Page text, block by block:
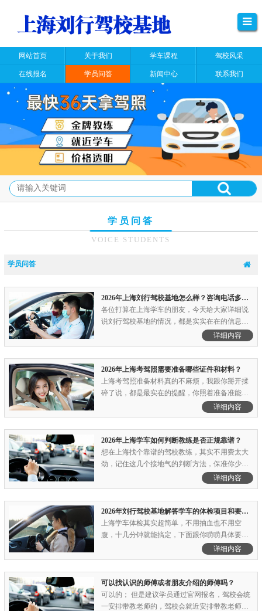
网站首页 关于我们 学车课程 驾校风采
在线报名 学员问答 新闻中心 联系我们
学员问答
VOICE STUDENTS
学员问答
2026年上海刘行驾校基地怎么样？咨询电话多少？怎么报名？
各位打算在上海学车的朋友，今天给大家详细说
说刘行驾校基地的情况，都是实实在在的信息，
方便大家做参考。如果还有不清楚的地方，直接
打咨询电话基地咨询电话：400-601-5738问就
行。首先说下基地的基本情况，刘行驾校基地全
称是上海刘行机动车驾驶员培训中心，是上海市
政府招标的30家考场之.........
详细内容
2026年上海考驾照需要准备哪些证件和材料？
上海考驾照准备材料真的不麻烦，我跟你掰开揉
碎了说，都是最实在的提醒，你照着准备准能一
次搞定，不用跑冤枉路。首先说咱们最常见的情
况，不管是上海本地人还是外地来上海学C1、C2
的朋友，核心就一个——有效期内的身份证原件
就行！千万别再傻乎乎找居住证了，2025年政策
早简化了，外地学员.........
详细内容
2026年上海学车如何判断教练是否正规靠谱？
想在上海找个靠谱的驾校教练，其实不用费太大
劲，记住这几个接地气的判断方法，保准你少踩
坑。首先，先看教练所属的驾校是不是正规的。
靠谱的教练一般都挂靠在有资质的正规驾校，不
会是那种“黑教练”——也就是没门店、没合同，
就一辆车到处拉人的。你可以先查下驾校有没有
营业执照，是不是.........
详细内容
2026年刘行驾校基地解答学车的体检项目和要求是什么？
上海学车体检其实超简单，不用抽血也不用空
腹，十几分钟就能搞定，下面跟你唠唠具体要查
啥、有啥要求，还有些小提醒，你照着准备准没
错。核心体检项目&贴心要求视力检查：咱们考
C1、C2这种常见的小车驾照，双眼裸眼或戴眼镜
矫正后的视力，得达到对数视力表4.9（也就是E
字表0.8）就行。要是你.........
详细内容
可以找认识的师傅或者朋友介绍的师傅吗？
可以的； 但是建议学员通过官网报名，驾校会统
一安排带教老师的，驾校会就近安排带教老师